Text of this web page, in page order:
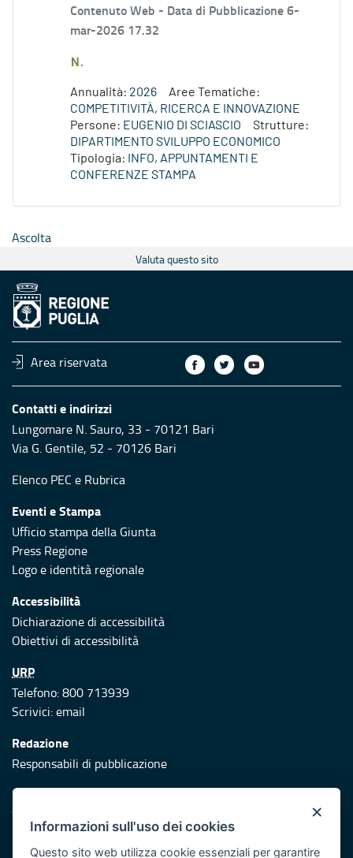
Contenuto Web - Data di Pubblicazione 6-
mar-2026 17.32
N .
Annualità: 2026
Aree Tematiche:
COMPETITIVITÀ, RICERCA E INNOVAZIONE
Persone: EUGENIO DI SCIASCIO
Strutture:
DIPARTIMENTO SVILUPPO ECONOMICO
Tipologia:
INFO, APPUNTAMENTI E
CONFERENZE STAMPA
Ascolta
Valuta questo sito
Area riservata
Contatti e indirizzi
Lungomare N. Sauro, 33 - 70121 Bari
Via G. Gentile, 52 - 70126 Bari
Elenco PEC e Rubrica
Eventi e Stampa
Ufficio stampa della Giunta
Press Regione
Logo e identità regionale
Accessibilità
Dichiarazione di accessibilità
Obiettivi di accessibilità
URP
Telefono: 800 713939
Scrivici:email
Redazione
Responsabili di pubblicazione
Protezione civile
Vai al sito di Protezione Civile Puglia
Iniziativa finanziata con risorse del POR Puglia 2014/2020 -
×
Informazioni sull'uso dei cookies
Questo sito web utilizza cookie essenziali per garantire